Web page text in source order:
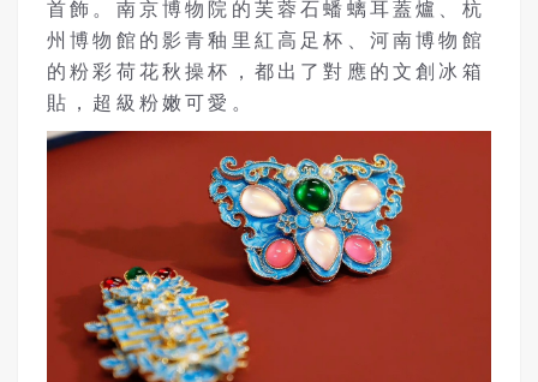
首飾。南京博物院的芙蓉石蟠螭耳蓋爐、杭
州博物館的影青釉里紅高足杯、河南博物館
的粉彩荷花秋操杯，都出了對應的文創冰箱
貼，超級粉嫩可愛。